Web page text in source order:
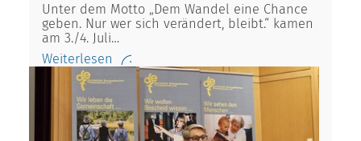
Unter dem Motto „Dem Wandel eine Chance
geben. Nur wer sich verändert, bleibt.“ kamen
am 3./4. Juli…
Weiterlesen